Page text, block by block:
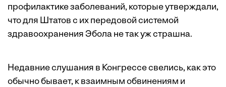
профилактике заболеваний, которые утверждали,
что для Штатов с их передовой системой
здравоохранения Эбола не так уж страшна.
Недавние слушания в Конгрессе свелись, как это
обычно бывает, к взаимным обвинениям и